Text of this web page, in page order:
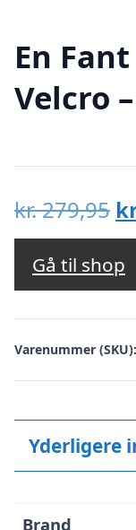
En
Velcro
kr.279,95
Gå til shop
Varenummer (SKU):
Yderligere
Brand